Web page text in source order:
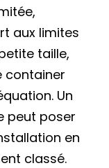
aux limites
taille,
container
Un
peut poser
en
classé.